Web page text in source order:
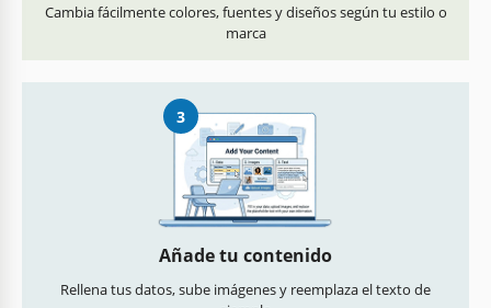
Cambia fácilmente colores, fuentes y diseños según tu estilo o
marca
3
Añade tu contenido
Rellena tus datos, sube imágenes y reemplaza el texto de